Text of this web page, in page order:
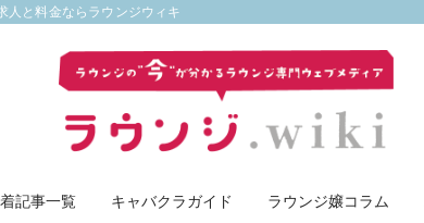
人と料金ならラウンジウィキ
記事一覧 キャバクラガイド ラウンジ嬢コラム